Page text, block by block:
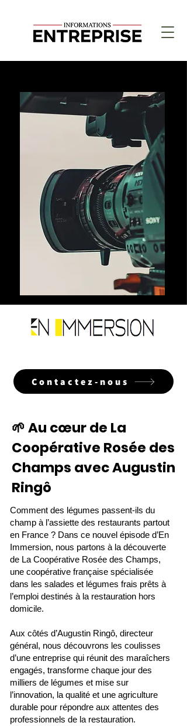
Contactez-nous
🌱 Au cœur de La
Coopérative Rosée des
Champs avec Augustin
Ringô
Comment des légumes passent-ils du
champ à l’assiette des restaurants partout
en France ? Dans ce nouvel épisode d’En
Immersion, nous partons à la découverte
de La Coopérative Rosée des Champs,
une coopérative française spécialisée
dans les salades et légumes frais prêts à
l’emploi destinés à la restauration hors
domicile.
Aux côtés d’Augustin Ringô, directeur
général, nous découvrons les coulisses
d’une entreprise qui réunit des maraîchers
engagés, transforme chaque jour des
milliers de légumes et mise sur
l’innovation, la qualité et une agriculture
durable pour répondre aux attentes des
professionnels de la restauration.